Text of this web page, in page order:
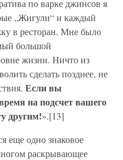
по варке джинсов я
„Жигули“ и каждый
в ресторан. Мне было
большой
жизни. Ничто из
сделать позднее, не
Если вы
на подсчет вашего
другим!».[13]
еще одно знаковое
раскрывающее